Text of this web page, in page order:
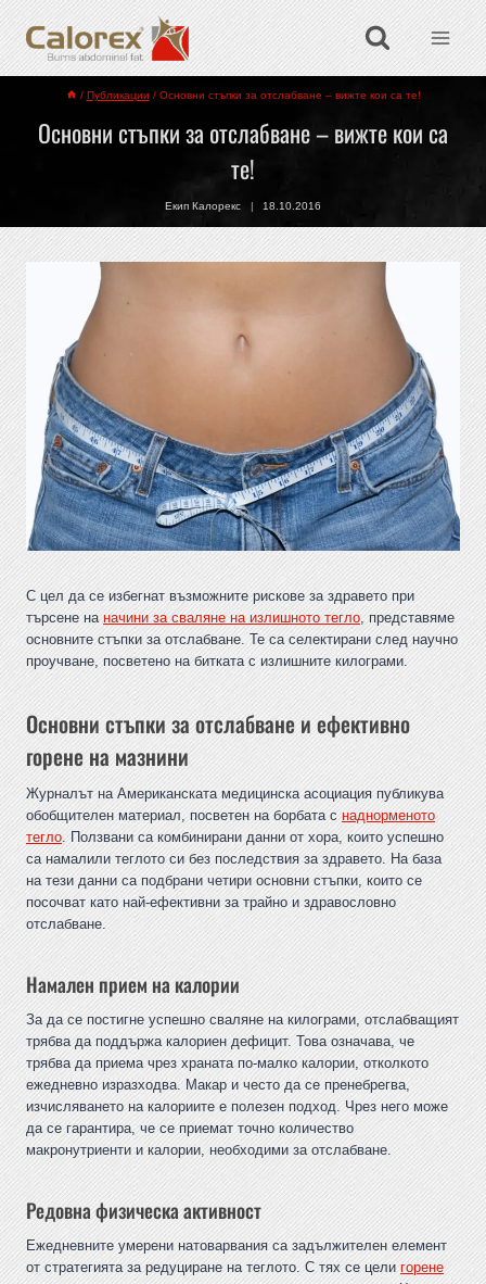
/ Публикации / Основни стъпки за отслабване – вижте кои са те!
Основни стъпки за отслабване – вижте кои са
те!
Екип Калорекс 18.10.2016
С цел да се избегнат възможните рискове за здравето при
търсене на начини за сваляне на излишното тегло, представяме
основните стъпки за отслабване. Те са селектирани след научно
проучване, посветено на битката с излишните килограми.
Основни стъпки за отслабване и ефективно
горене на мазнини
Журналът на Американската медицинска асоциация публикува
обобщителен материал, посветен на борбата снаднорменото
тегло. Ползвани са комбинирани данни от хора, които успешно
са намалили теглото си без последствия за здравето. На база
на тези данни са подбрани четири основни стъпки, които се
посочват като най-ефективни за трайно и здравословно
отслабване.
Намален прием на калории
За да се постигне успешно сваляне на килограми, отслабващият
трябва да поддържа калориен дефицит. Това означава, че
трябва да приема чрез храната по-малко калории, отколкото
ежедневно изразходва. Макар и често да се пренебрегва,
изчисляването на калориите е полезен подход. Чрез него може
да се гарантира, че се приемат точно количество
макронутриенти и калории, необходими за отслабване.
Редовна физическа активност
Ежедневните умерени натоварвания са задължителен елемент
от стратегията за редуциране на теглото. С тях се целигорене